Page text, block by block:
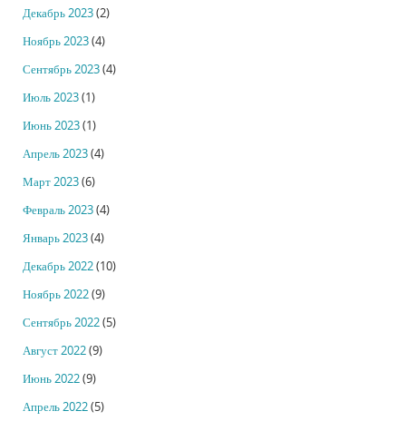
Декабрь 2023(2)
Ноябрь 2023(4)
Сентябрь 2023(4)
Июль 2023(1)
Июнь 2023(1)
Апрель 2023(4)
Март 2023(6)
Февраль 2023(4)
Январь 2023(4)
Декабрь 2022(10)
Ноябрь 2022(9)
Сентябрь 2022(5)
Август 2022(9)
Июнь 2022(9)
Апрель 2022(5)